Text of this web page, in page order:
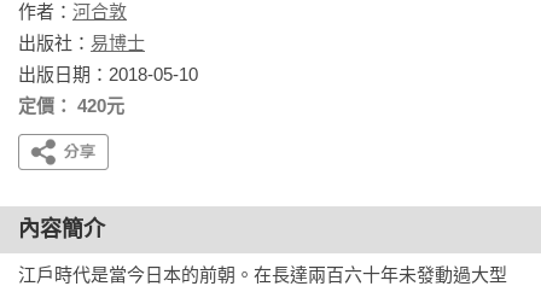
作者： 河合敦
出版社： 易博士
出版日期：2018-05-10
定價： 420元
內容簡介
江戶時代是當今日本的前朝。在長達兩百六十年未發動過大型